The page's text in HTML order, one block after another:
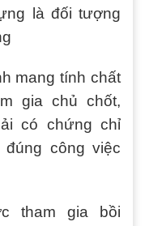
là đối tượng
mang tính chất
gia chủ chốt,
có chứng chỉ
công việc
tham gia bồi